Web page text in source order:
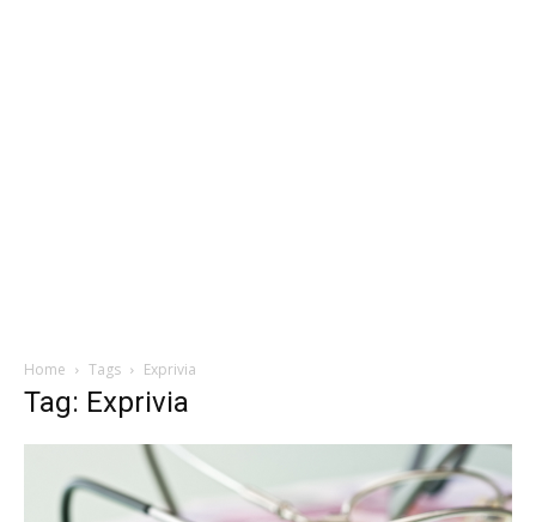
Home Tags Exprivia
Tag: Exprivia